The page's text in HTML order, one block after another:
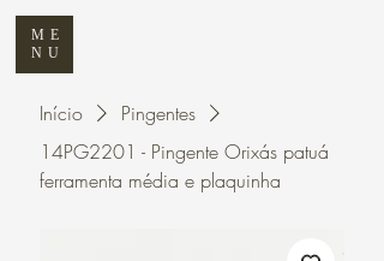
ME
NU
Início
Pingentes
14PG2201 - Pingente Orixás patuá
ferramenta média e plaquinha